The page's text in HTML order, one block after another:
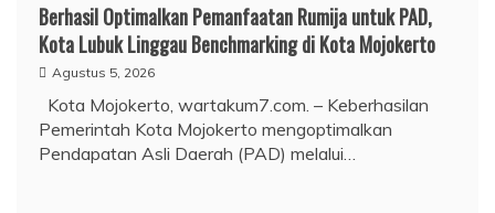
Berhasil Optimalkan Pemanfaatan Rumija untuk PAD,
Kota Lubuk Linggau Benchmarking di Kota Mojokerto
Agustus 5, 2026
Kota Mojokerto, wartakum7.com. – Keberhasilan
Pemerintah Kota Mojokerto mengoptimalkan
Pendapatan Asli Daerah (PAD) melalui…